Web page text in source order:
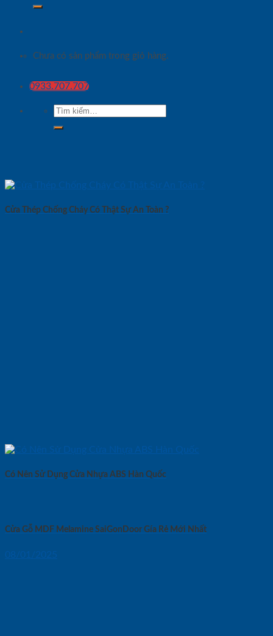
Chưa có sản phẩm trong giỏ hàng.
0933.707.707
Tìm
kiếm:
Cửa Thép Chống Cháy Có Thật Sự An Toàn ?
Có Nên Sử Dụng Cửa Nhựa ABS Hàn Quốc
Cửa Gỗ MDF Melamine SaiGonDoor Gía Rẻ Mới Nhất
08/01/2025